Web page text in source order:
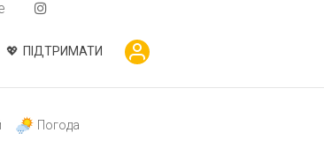
ПІДТРИМАТИ
Погода